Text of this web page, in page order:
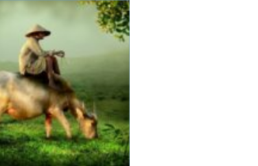
naturskønhed, så er en
rejse til Vietnam det
perfekte valg for dig. Fra
smukke kystlinjer og
eksotiske øer til travle
byer og bet...